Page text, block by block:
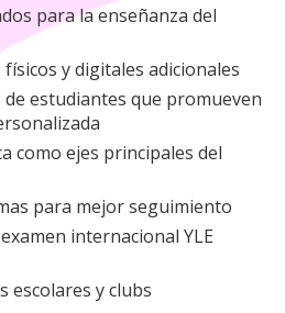
para la enseñanza del
y digitales adicionales
estudiantes que promueven
como ejes principales del
para mejor seguimiento
internacional YLE
escolares y clubs